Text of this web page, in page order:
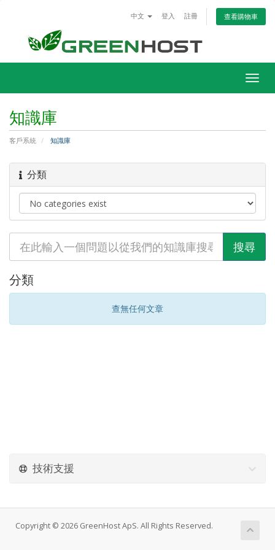
中文 登入 註冊 查看購物車
知識庫
客戶系統 知識庫
分類
分類
查無任何文章
技術支援
Copyright © 2026 GreenHost ApS. All Rights Reserved.